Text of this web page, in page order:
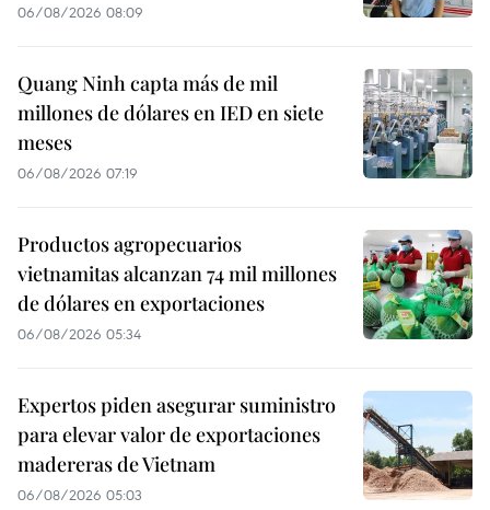
06/08/2026 08:09
Quang Ninh capta más de mil
millones de dólares en IED en siete
meses
06/08/2026 07:19
Productos agropecuarios
vietnamitas alcanzan 74 mil millones
de dólares en exportaciones
06/08/2026 05:34
Expertos piden asegurar suministro
para elevar valor de exportaciones
madereras de Vietnam
06/08/2026 05:03